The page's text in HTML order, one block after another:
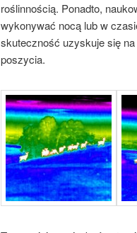
roślinnością. Ponadto,
wykonywać nocą lub w
skuteczność uzyskuje się
poszycia.